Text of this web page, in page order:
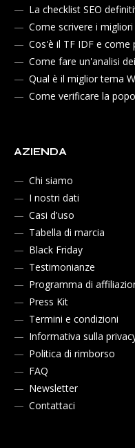
La checklist SEO
Come scrivere i
Cos'è il TF IDF e come
Come fare un'analisi
Qual è il miglior tema
Come verificare la
AZIENDA
Chi siamo
I nostri dati
Casi d'uso
Tabella di marcia
Black Friday
Testimonianze
Programma di
Press Kit
Termini e condizioni
Informativa sulla
Politica di rimborso
FAQ
Newsletter
Contattaci